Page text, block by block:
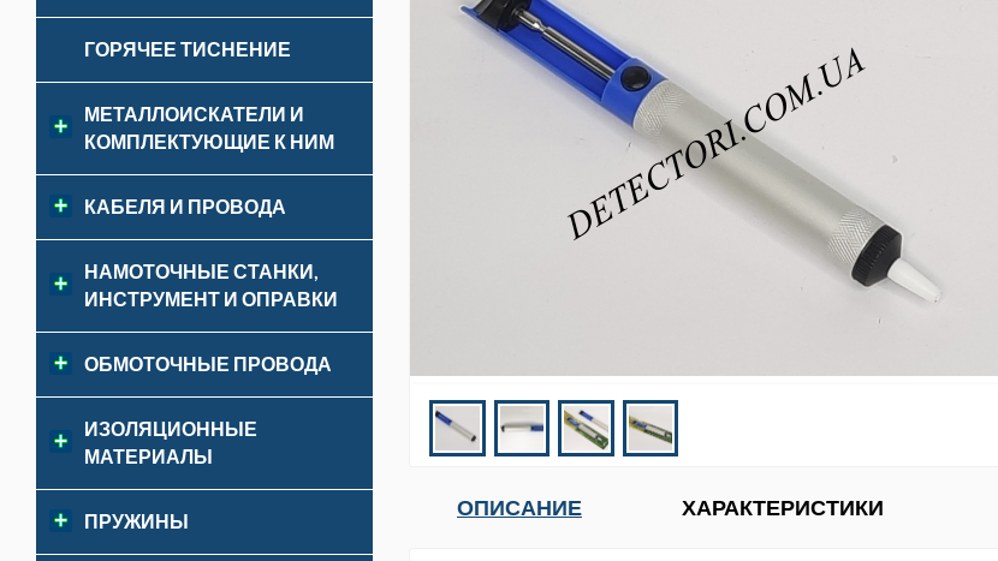
ГОРЯЧЕЕ ТИСНЕНИЕ
МЕТАЛЛОИСКАТЕЛИ И
КОМПЛЕКТУЮЩИЕ К НИМ
КАБЕЛЯ И ПРОВОДА
НАМОТОЧНЫЕ СТАНКИ,
ИНСТРУМЕНТ И ОПРАВКИ
ОБМОТОЧНЫЕ ПРОВОДА
ИЗОЛЯЦИОННЫЕ
МАТЕРИАЛЫ
ПРУЖИНЫ
ОПИСАНИЕ ХАРАКТЕРИСТИКИ